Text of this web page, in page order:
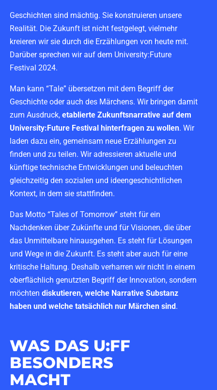
Geschichten sind mächtig. Sie konstruieren unsere
Realität. Die Zukunft ist nicht festgelegt, vielmehr
kreieren wir sie durch die Erzählungen von heute mit.
Darüber sprechen wir auf dem University:Future
Festival 2024.
Man kann “Tale” übersetzen mit dem Begriff der
Geschichte oder auch des Märchens. Wir bringen damit
zum Ausdruck, etablierte Zukunftsnarrative auf dem
University:Future Festival hinterfragen zu wollen. Wir
laden dazu ein, gemeinsam neue Erzählungen zu
finden und zu teilen. Wir adressieren aktuelle und
künftige technische Entwicklungen und beleuchten
gleichzeitig den sozialen und ideengeschichtlichen
Kontext, in dem sie stattfinden.
Das Motto “Tales of Tomorrow” steht für ein
Nachdenken über Zukünfte und für Visionen, die über
das Unmittelbare hinausgehen. Es steht für Lösungen
und Wege in die Zukunft. Es steht aber auch für eine
kritische Haltung. Deshalb verharren wir nicht in einem
oberflächlich genutzten Begriff der Innovation, sondern
möchten diskutieren, welche Narrative Substanz
haben und welche tatsächlich nur Märchen sind.
WAS DAS U:FF
BESONDERS
MACHT